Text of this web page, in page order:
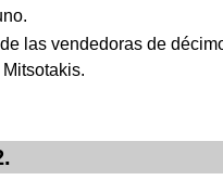
las vendedoras de